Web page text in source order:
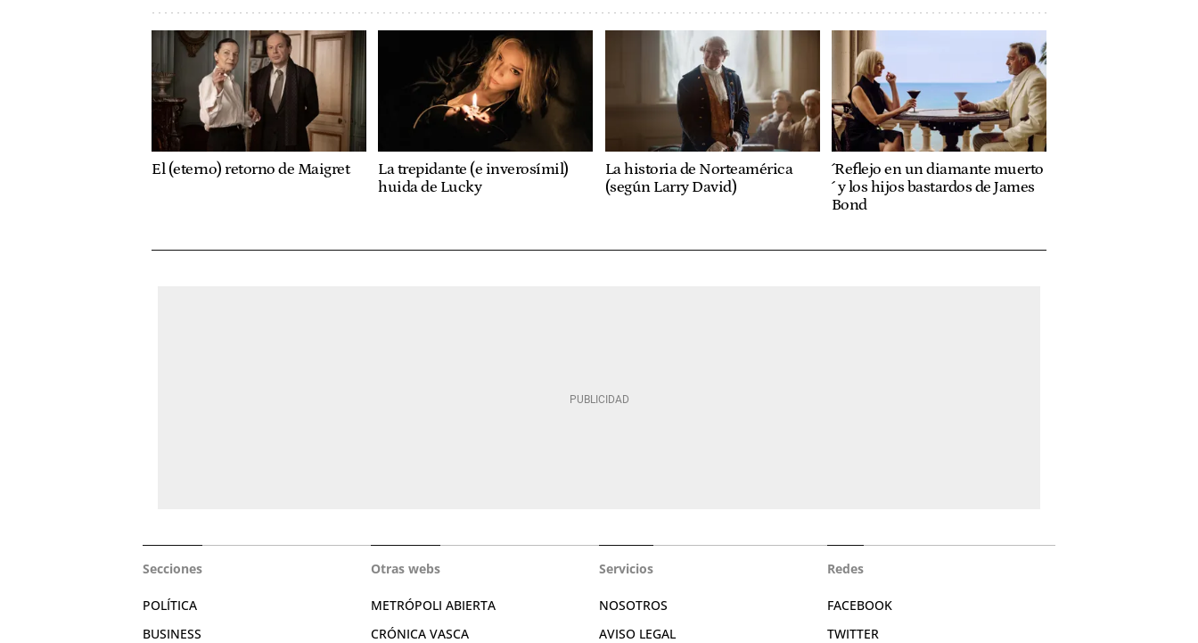
El (eterno) retorno de Maigret
La trepidante (e inverosímil)
huida de Lucky
La historia de Norteamérica
(según Larry David)
´Reflejo en un diamante muerto
´ y los hijos bastardos de James
Bond
Secciones
POLÍTICA
BUSINESS
Otras webs
METRÓPOLI ABIERTA
CRÓNICA VASCA
Servicios
NOSOTROS
AVISO LEGAL
Redes
FACEBOOK
TWITTER